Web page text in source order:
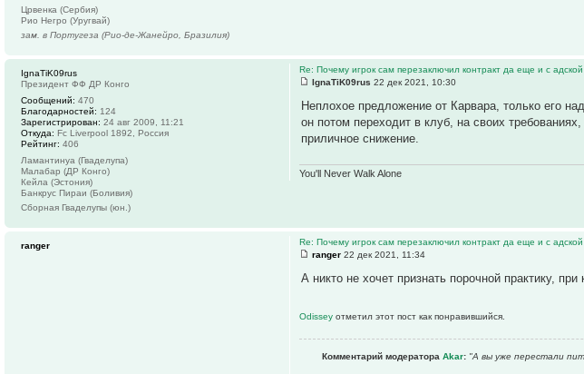
Црвенка (Сербия)
Рио Негро (Уругвай)
зам. в Португеза (Рио-де-Жанейро, Бразилия)
Re: Почему игрок сам перезаключил контракт да еще и с адской
IgnaTiK09rus 22 дек 2021, 10:30
Неплохое предложение от Карвара, только его
он потом переходит в клуб, на своих
приличное снижение.
You'll Never Walk Alone
IgnaTiK09rus
Президент ФФ ДР Конго
Сообщений: 470
Благодарностей: 124
Зарегистрирован: 24 авг 2009, 11:21
Откуда: Fc Liverpool 1892, Россия
Рейтинг: 406
Ламантинуа (Гваделупа)
Малабар (ДР Конго)
Кейла (Эстония)
Банкрус Пираи (Боливия)
Сборная Гваделупы (юн.)
Re: Почему игрок сам перезаключил контракт да еще и с адской
ranger 22 дек 2021, 11:34
А никто не хочет признать порочной практику,
Odisseyотметил этот пост как понравившийся.
Комментарий модератораAkar: "А вы уже перестали
ranger